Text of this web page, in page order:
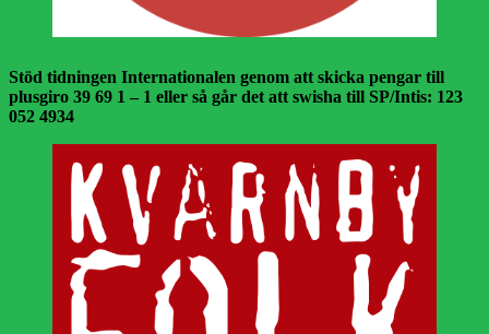
Stöd tidningen Internationalen genom att skicka pengar till
plusgiro 39 69 1 – 1 eller så går det att swisha till SP/Intis: 123
052 4934